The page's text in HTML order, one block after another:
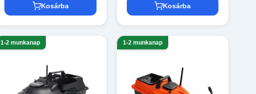
Kosárba Kosárba
1-2 munkanap 1-2 munkanap